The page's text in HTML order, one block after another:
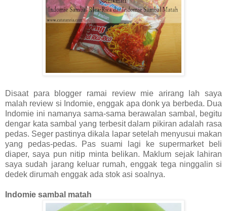
Disaat para blogger ramai review mie arirang lah saya
malah review si Indomie, enggak apa donk ya berbeda. Dua
Indomie ini namanya sama-sama berawalan sambal, begitu
dengar kata sambal yang terbesit dalam pikiran adalah rasa
pedas. Seger pastinya dikala lapar setelah menyusui makan
yang pedas-pedas. Pas suami lagi ke supermarket beli
diaper, saya pun nitip minta belikan. Maklum sejak lahiran
saya sudah jarang keluar rumah, enggak tega ninggalin si
dedek dirumah enggak ada stok asi soalnya.
Indomie sambal matah